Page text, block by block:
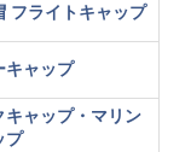
フライトキャップ
キャップ
キャップ・マリン
プ